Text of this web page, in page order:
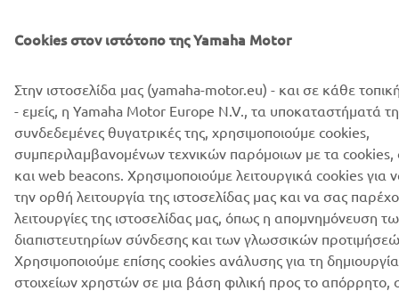
ΕΝΗΜΕΡΩΤΙΚΟ ΔΕΛΤΙΟ
Γίνετε ο πρώτος που θα μάθετε για τις τελευταίες προσφορές, τις
ειδικές εκδηλώσεις, τις νέες κυκλοφορίες και πολλά άλλα
ΕΓΓΡΑΦΉ
Cookies στον ιστότοπο της Yamaha Motor
Στην ιστοσελίδα μας (yamaha-motor.eu) - και σε κάθε
- εμείς, η Yamaha Motor Europe N.V., τα υποκαταστήματά
συνδεδεμένες θυγατρικές της, χρησιμοποιούμε cookies,
συμπεριλαμβανομένων τεχνικών παρόμοιων με τα
και web beacons. Χρησιμοποιούμε λειτουργικά cookies για
την ορθή λειτουργία της ιστοσελίδας μας και να σας
λειτουργίες της ιστοσελίδας μας, όπως η απομνημόνευση
διαπιστευτηρίων σύνδεσης και των γλωσσικών
Χρησιμοποιούμε επίσης cookies ανάλυσης για τη
στοιχείων χρηστών σε μια βάση φιλική προς το απόρρητο,